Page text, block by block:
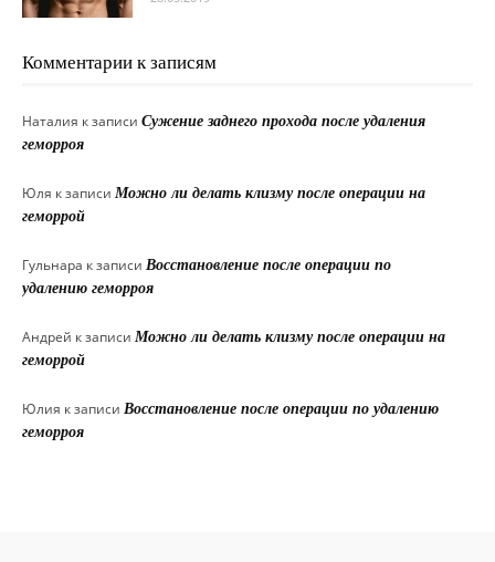
Комментарии к записям
Наталия к записи Сужение заднего прохода после удаления
геморроя
Юля к записи Можно ли делать клизму после операции на
геморрой
Гульнара к записи Восстановление после операции по
удалению геморроя
Андрей к записи Можно ли делать клизму после операции на
геморрой
Юлия к записи Восстановление после операции по удалению
геморроя